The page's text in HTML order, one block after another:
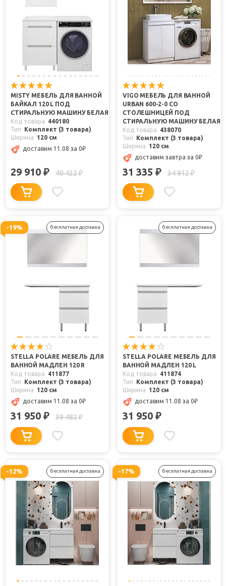
MISTY МЕБЕЛЬ ДЛЯ ВАННОЙ
БАЙКАЛ 120 L ПОД
СТИРАЛЬНУЮ МАШИНУ БЕЛАЯ
Код товара
440180
Тип
Комплект (3 товара)
Ширина
120 см
доставим 11.08 за 0₽
29 910 ₽ 40 422₽
VIGO МЕБЕЛЬ ДЛЯ ВАННОЙ
URBAN 600-2-0 СО
СТОЛЕШНИЦЕЙ ПОД
СТИРАЛЬНУЮ МАШИНУ БЕЛАЯ
Код товара
438070
Тип
Комплект (3 товара)
Ширина
120 см
доставим завтра за 0₽
31 335 ₽ 34 912₽
-19% бесплатная доставка
STELLA POLARE МЕБЕЛЬ ДЛЯ
ВАННОЙ МАДЛЕН 120 R
Код товара
411877
Тип
Комплект (3 товара)
Ширина
120 см
доставим 11.08 за 0₽
31 950 ₽ 39 482₽
бесплатная доставка
STELLA POLARE МЕБЕЛЬ ДЛЯ
ВАННОЙ МАДЛЕН 120 L
Код товара
411874
Тип
Комплект (3 товара)
Ширина
120 см
доставим 11.08 за 0₽
31 950 ₽
-12% бесплатная доставка -17% бесплатная доставка